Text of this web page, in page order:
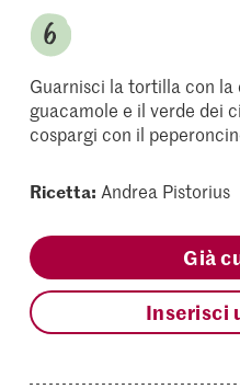
Guarnisci la tortilla con la
guacamole e il verde dei
cospargi con il
Ricetta: Andrea Pistorius
Già
Inserisci